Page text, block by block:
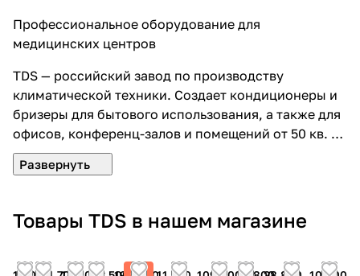
Профессиональное оборудование для
медицинских центров
TDS — российский завод по производству
климатической техники. Создает кондиционеры и
бризеры для бытового использования, а также для
офисов, конференц-залов и помещений от 50 кв. м.
В производстве компания использует
современные фитотехнологии фильтрации
окисление и другие. Для удобного управления
техникой внедрены режимы: автозапуск, контроль
воздух в дом.
Товары TDS в нашем магазине
Хит